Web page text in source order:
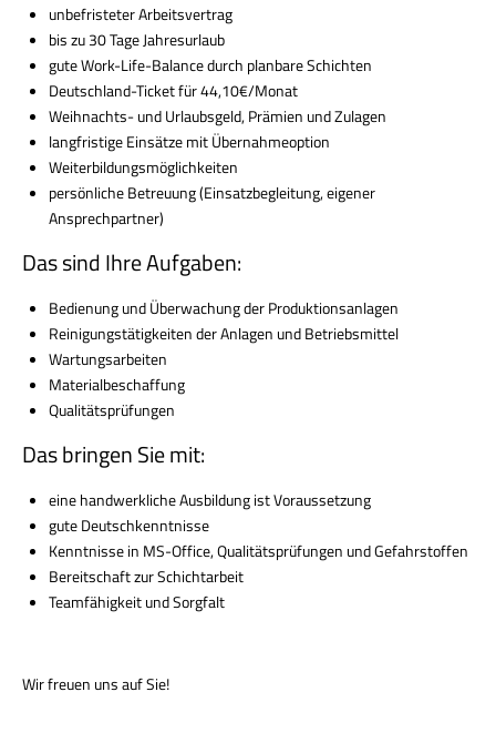
unbefristeterArbeitsvertrag
bis zu 30 Tage Jahresurlaub
guteWork-Life-Balancedurch planbare Schichten
Deutschland-Ticket für 44,10€/Monat
Weihnachts- und Urlaubsgeld, Prämien und Zulagen
langfristige Einsätze mitÜbernahmeoption
Weiterbildungsmöglichkeiten
persönliche Betreuung (Einsatzbegleitung, eigener
Ansprechpartner)
Das sind Ihre Aufgaben:
Bedienung und Überwachung der Produktionsanlagen
Reinigungstätigkeiten der Anlagen und Betriebsmittel
Wartungsarbeiten
Materialbeschaffung
Qualitätsprüfungen
Das bringen Sie mit:
eine handwerkliche Ausbildung ist Voraussetzung
gute Deutschkenntnisse
Kenntnisse in MS-Office, Qualitätsprüfungen und Gefahrstoffen
Bereitschaft zur Schichtarbeit
Teamfähigkeit und Sorgfalt
Wir freuen uns auf Sie!